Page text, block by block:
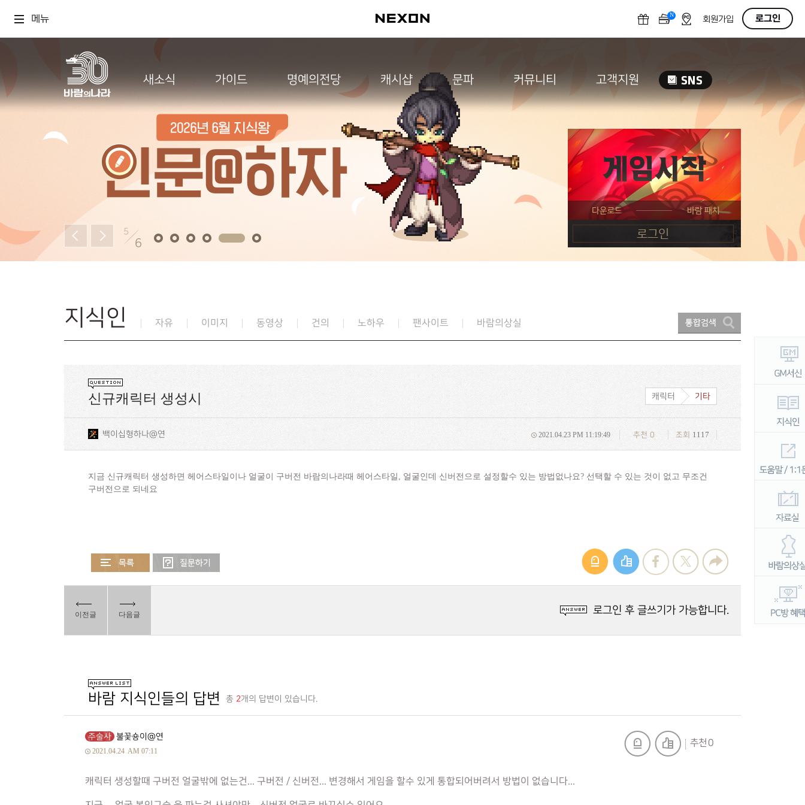
메뉴 N OFF회원가입 로그인
새소식 가이드 명예의전당 캐시샵 문파 커뮤니티 고객지원
5
6
지식인 자유 이미지 동영상 건의 노하우 팬사이트 바람의상실
신규캐릭터 생성시 캐릭터 기타
백이십형하나@연 조회1117
추천0
2021.04.23 PM 11:19:49
지금 신규캐릭터 생성하면 헤어스타일이나 얼굴이 구버전 바람의나라때 헤어스타일, 얼굴인데 신버전으로 설정할수 있는 방법없나요? 선택할 수 있는 것이 없고 무조건
구버전으로 되네요
이전글 다음글 로그인 후 글쓰기가 가능합니다.
바람 지식인들의 답변 총 2개의 답변이 있습니다.
주술사 불꽃숑이@연
2021.04.24 AM 07:11
캐릭터 생성할때 구버전 얼굴밖에 없는건... 구버전 / 신버전... 변경해서 게임을 할수 있게 통합되어버려서 방법이 없습니다...
추천 0